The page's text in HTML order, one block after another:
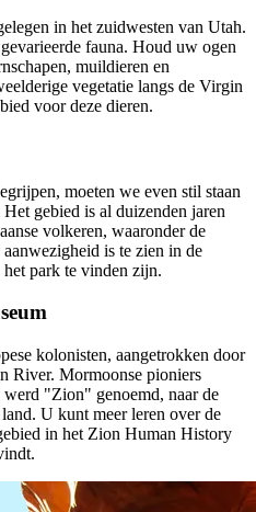
in het zuidwesten van Utah.
fauna. Houd uw ogen
muildieren en
vegetatie langs de Virgin
voor deze dieren.
moeten we even stil staan
gebied is al duizenden jaren
volkeren, waaronder de
is te zien in de
park te vinden zijn.
kolonisten, aangetrokken door
River. Mormoonse pioniers
"Zion" genoemd, naar de
U kunt meer leren over de
in het Zion Human History